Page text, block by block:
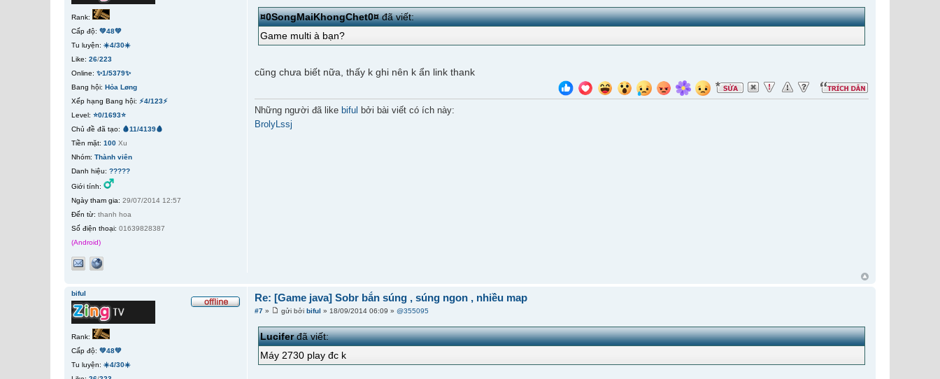
¤0SongMaiKhongChet0¤đã viết:
Game multi à bạn?
cũng chưa biết nữa, thấy k ghi nên k ẩn link thank
Những người đã like biful
bởi bài viết có ích này:
BrolyLssj
Rank:
Cấp độ: 💚48💚
Tu luyện: ☀️4/30☀️
Like: 26/223
Online: ✨1/5379✨
Bang hội: Hỏa Løng
Xếp hạng Bang hội: ⚡4/123⚡
Level: ⭐0/1693⭐
Chủ đề đã tạo: 🩸11/4139🩸
Tiền mặt: 100 Xu
Nhóm: Thành viên
Danh hiệu: ?????
Giới tính:
Ngày tham gia: 29/07/2014 12:57
Đến từ: thanh hoa
Số điện thoại: 01639828387
(Android)
Re: [Game java] Sobr bắn súng , súng ngon , nhiều map
#7 » gửi bởibiful » 18/09/2014 06:09 »@355095
Luciferđã viết:
Máy 2730 play đc k
biful
Rank:
Cấp độ: 💚48💚
Tu luyện: ☀️4/30☀️